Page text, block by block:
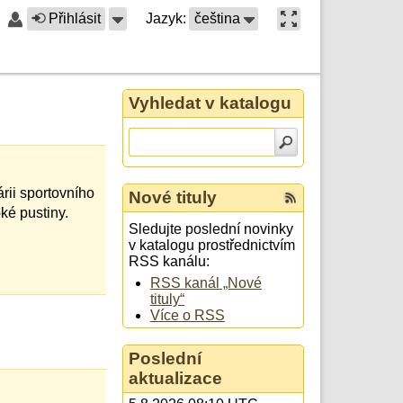
Přihlásit Jazyk: čeština
sportovního
pustiny.
Vyhledat v katalogu
Nové tituly
Sledujte poslední novinky
v katalogu prostřednictvím
RSS kanálu:
RSS kanál „Nové
tituly“
Více o RSS
Poslední
aktualizace